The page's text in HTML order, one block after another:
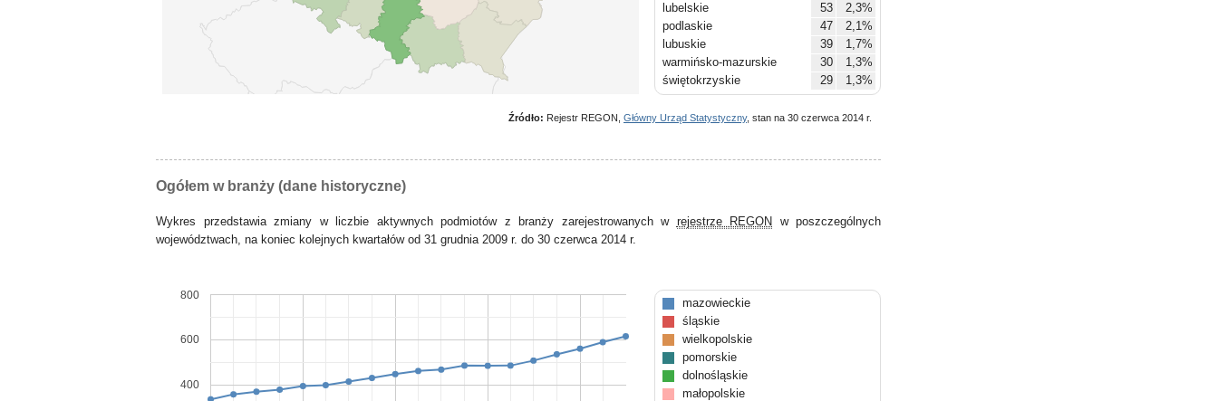
lubelskie
53
2,3%
podlaskie
47
2,1%
lubuskie
39
1,7%
warmińsko-mazurskie
30
1,3%
świętokrzyskie
29 1,3%
Źródło: Rejestr REGON, Główny Urząd Statystyczny, stan na 30 czerwca 2014 r.
Ogółem w branży (dane historyczne)
Wykres przedstawia zmiany w liczbie aktywnych podmiotów z branży zarejestrowanych w rejestrze REGON w poszczególnych
województwach, na koniec kolejnych kwartałów od 31 grudnia 2009 r. do 30 czerwca 2014 r.
400
600
800
mazowieckie
śląskie
wielkopolskie
pomorskie
dolnośląskie
małopolskie